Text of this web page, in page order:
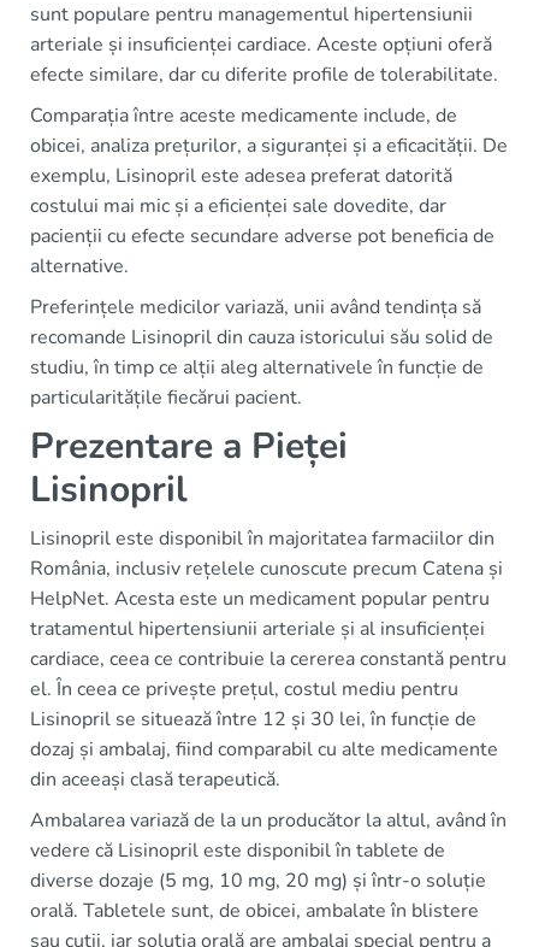
sunt populare pentru managementul hipertensiunii
arteriale și insuficienței cardiace. Aceste opțiuni oferă
efecte similare, dar cu diferite profile de tolerabilitate.
Comparația între aceste medicamente include, de
obicei, analiza prețurilor, a siguranței și a eficacității. De
exemplu, Lisinopril este adesea preferat datorită
costului mai mic și a eficienței sale dovedite, dar
pacienții cu efecte secundare adverse pot beneficia de
alternative.
Preferințele medicilor variază, unii având tendința să
recomande Lisinopril din cauza istoricului său solid de
studiu, în timp ce alții aleg alternativele în funcție de
particularitățile fiecărui pacient.
Prezentare a Pieței
Lisinopril
Lisinopril este disponibil în majoritatea farmaciilor din
România, inclusiv rețelele cunoscute precum Catena și
HelpNet. Acesta este un medicament popular pentru
tratamentul hipertensiunii arteriale și al insuficienței
cardiace, ceea ce contribuie la cererea constantă pentru
el. În ceea ce privește prețul, costul mediu pentru
Lisinopril se situează între 12 și 30 lei, în funcție de
dozaj și ambalaj, fiind comparabil cu alte medicamente
din aceeași clasă terapeutică.
Ambalarea variază de la un producător la altul, având în
vedere că Lisinopril este disponibil în tablete de
diverse dozaje (5 mg, 10 mg, 20 mg) și într-o soluție
orală. Tabletele sunt, de obicei, ambalate în blistere
sau cutii, iar soluția orală are ambalaj special pentru a